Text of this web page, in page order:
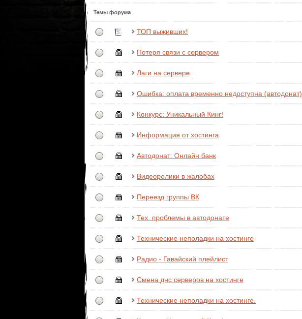
Темы форума
ТОП выживших!
Потеря связи с сервером
Лаги на сервере
Ошибка: оплата временно недоступна (автодонат)
Конкурс: Уникальный Кинг!
Информация от хостинга
Автодонат: Онлайн банк
Видеоролики в жалобах
Переезд группы ВК
Тех. проблемы в автодонате
Технические неполадки на хостинге
Радио - Гавайский плейлист
Смена днс серверов на хостинге
Технические неполадки на хостинге.